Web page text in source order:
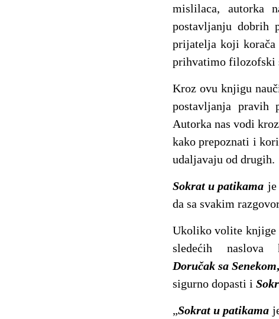
mislilaca, autorka
postavljanju dobrih
prijatelja koji korača
prihvatimo filozofski
Kroz ovu knjigu
postavljanja pravih
Autorka nas vodi
kako prepoznati i
udaljavaju od drugih.
Sokrat u patikama je
da sa svakim
Ukoliko volite knjige
sledećih
Doručak sa Senekom
sigurno dopasti i
„Sokrat u patikama